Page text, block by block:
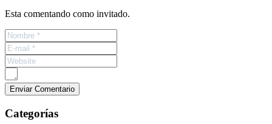
Esta comentando como invitado.
Categorías